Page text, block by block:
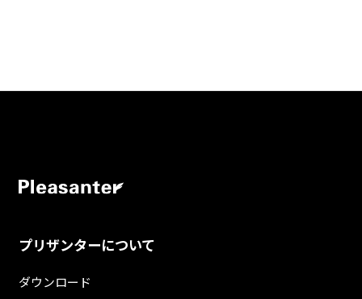
プリザンターについて
ダウンロード